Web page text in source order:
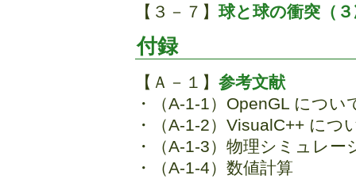
【３－７】球と球の衝突（
付録
【Ａ－１】 参考文献
・（A-1-1）OpenGL につい
・（A-1-2）VisualC++ につ
・（A-1-3）物理シミュレー
・（A-1-4）数値計算